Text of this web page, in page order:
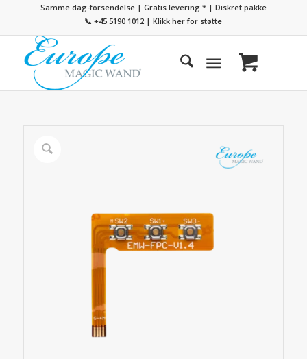
Samme dag-forsendelse | Gratis levering *| Diskret pakke
📞 +45 5190 1012 |Klikk her for støtte